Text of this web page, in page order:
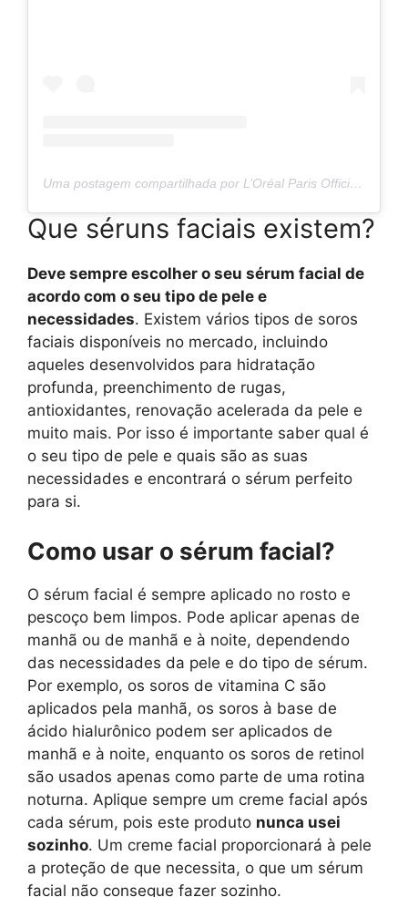
Uma postagem compartilhada por L’Oréal Paris Official (@lorealparis)
Que séruns faciais existem?
Deve sempre escolher o seu sérum facial de
acordo com o seu tipo de pele e
necessidades. Existem vários tipos de soros
faciais disponíveis no mercado, incluindo
aqueles desenvolvidos para hidratação
profunda, preenchimento de rugas,
antioxidantes, renovação acelerada da pele e
muito mais. Por isso é importante saber qual é
o seu tipo de pele e quais são as suas
necessidades e encontrará o sérum perfeito
para si.
Como usar o sérum facial?
O sérum facial é sempre aplicado no rosto e
pescoço bem limpos. Pode aplicar apenas de
manhã ou de manhã e à noite, dependendo
das necessidades da pele e do tipo de sérum.
Por exemplo, os soros de vitamina C são
aplicados pela manhã, os soros à base de
ácido hialurônico podem ser aplicados de
manhã e à noite, enquanto os soros de retinol
são usados ​​apenas como parte de uma rotina
noturna. Aplique sempre um creme facial após
cada sérum, pois este produto nunca usei
sozinho. Um creme facial proporcionará à pele
a proteção de que necessita, o que um sérum
facial não consegue fazer sozinho.